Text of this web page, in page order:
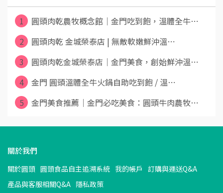
1
圓頭肉乾農牧概念館｜金門吃到飽，溫體全牛⋯
2
圓頭肉乾 金城榮泰店 | 無敵軟嫩鮮沖溫⋯
3
圓頭肉乾金城榮泰店｜金門美食，創始鮮沖溫⋯
4
金門 圓頭溫體全牛火鍋自助吃到飽 / 溫⋯
5
金門美食推薦｜金門必吃美食：圓頭牛肉農牧⋯
關於我們
關於圓頭 圓頭食品自主追溯系統 我的帳戶 訂購與運送Q&A
產品與客服相關Q&A 隱私政策